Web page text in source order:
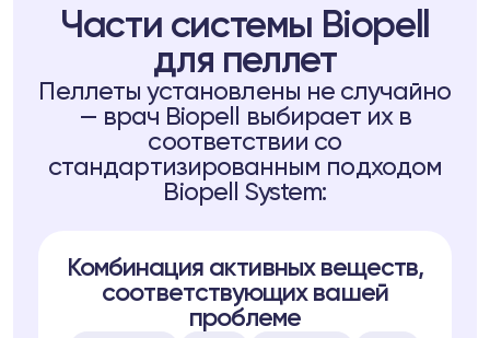
Части системы Biopell
для пеллет
Пеллеты установлены не случайно
— врач Biopell выбирает их в
соответствии со
стандартизированным подходом
Biopell System:
Комбинация активных веществ,
соответствующих вашей
проблеме